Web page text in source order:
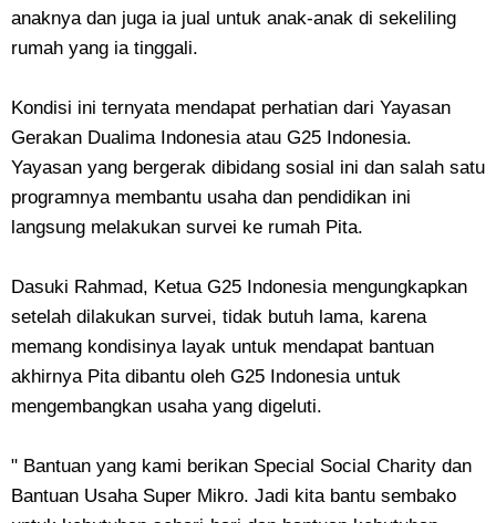
anaknya dan juga ia jual untuk anak-anak di sekeliling
rumah yang ia tinggali.
Kondisi ini ternyata mendapat perhatian dari Yayasan
Gerakan Dualima Indonesia atau G25 Indonesia.
Yayasan yang bergerak dibidang sosial ini dan salah satu
programnya membantu usaha dan pendidikan ini
langsung melakukan survei ke rumah Pita.
Dasuki Rahmad, Ketua G25 Indonesia mengungkapkan
setelah dilakukan survei, tidak butuh lama, karena
memang kondisinya layak untuk mendapat bantuan
akhirnya Pita dibantu oleh G25 Indonesia untuk
mengembangkan usaha yang digeluti.
" Bantuan yang kami berikan Special Social Charity dan
Bantuan Usaha Super Mikro. Jadi kita bantu sembako